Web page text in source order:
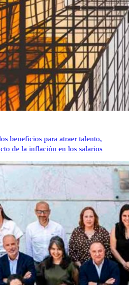
beneficios para atraer talento,
de la inflación en los salarios